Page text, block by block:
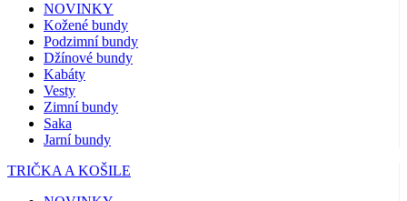
NOVINKY
Kožené bundy
Podzimní bundy
Džínové bundy
Kabáty
Vesty
Zimní bundy
Saka
Jarní bundy
TRIČKA A KOŠILE